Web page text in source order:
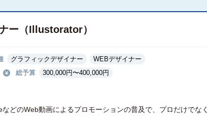
ー（Illustorator）
グラフィックデザイナー
WEBデザイナー
総予算 300,000円〜400,000円
どのWeb動画によるプロモーションの普及で、プロだけでなく